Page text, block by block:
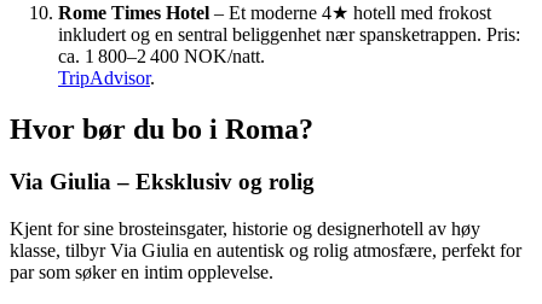
Rome Times Hotel – Et moderne 4★ hotell med frokost
inkludert og en sentral beliggenhet nær spansketrappen. Pris:
ca. 1 800–2 400 NOK/natt.
TripAdvisor.
Hvor bør du bo i Roma?
Via Giulia – Eksklusiv og rolig
Kjent for sine brosteinsgater, historie og designerhotell av høy
klasse, tilbyr Via Giulia en autentisk og rolig atmosfære, perfekt for
par som søker en intim opplevelse.